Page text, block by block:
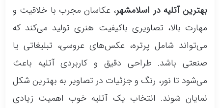
بهترین آتلیه در اسلامشهر، عکاسان مجرب با خلاقیت و
مهارت بالا، تصاویری باکیفیت هنری تولید می‌کند که
می‌تواند شامل پرتره، عکس‌های عروسی، تبلیغاتی یا
صنعتی باشد. طراحی دقیق و کاربردی آتلیه باعث
می‌شود تا نور، رنگ و جزئیات در تصاویر به بهترین شکل
نمایان شوند. انتخاب یک آتلیه خوب اهمیت زیادی